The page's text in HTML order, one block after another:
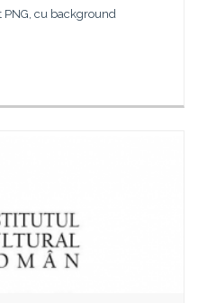
cu background